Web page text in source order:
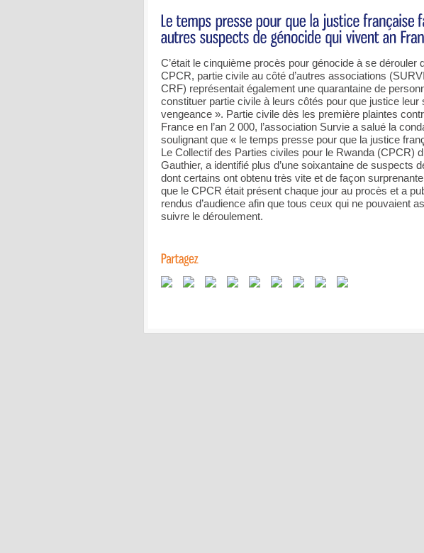
C’était le cinquième procès pour génocide à se dérouler
CPCR, partie civile au côté d’autres associations
CRF) représentait également une quarantaine de
constituer partie civile à leurs côtés pour que justice leur
vengeance ». Partie civile dès les première plaintes
France en l’an 2 000, l’association Survie a salué la
soulignant que « le temps presse pour que la justice
Le Collectif des Parties civiles pour le Rwanda (CPCR)
Gauthier, a identifié plus d’une soixantaine de suspects
dont certains ont obtenu très vite et de façon
que le CPCR était présent chaque jour au procès et a
rendus d’audience afin que tous ceux qui ne pouvaient
suivre le déroulement.